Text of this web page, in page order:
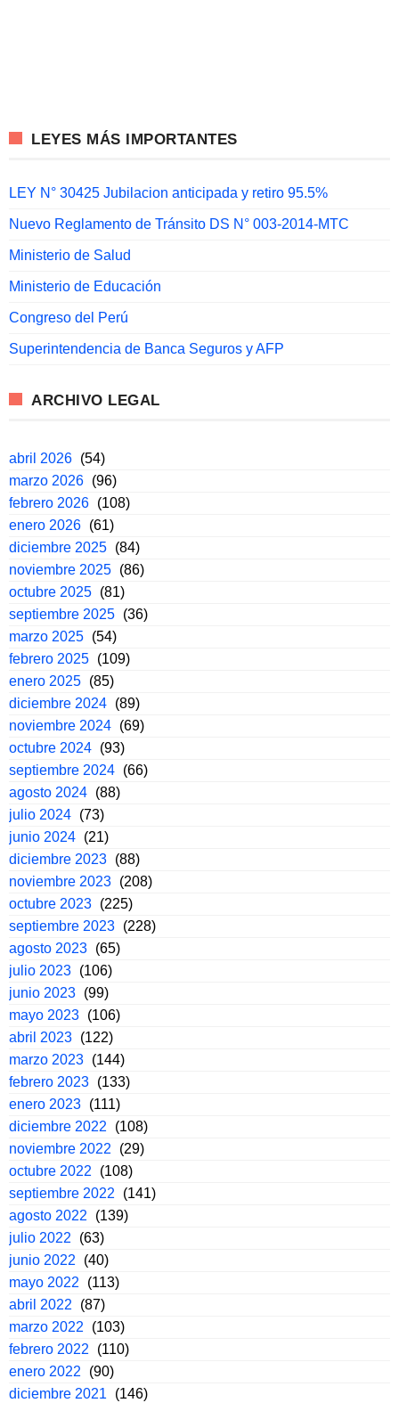
LEYES MÁS IMPORTANTES
LEY N° 30425 Jubilacion anticipada y retiro 95.5%
Nuevo Reglamento de Tránsito DS N° 003-2014-MTC
Ministerio de Salud
Ministerio de Educación
Congreso del Perú
Superintendencia de Banca Seguros y AFP
ARCHIVO LEGAL
abril 2026 (54)
marzo 2026 (96)
febrero 2026 (108)
enero 2026 (61)
diciembre 2025 (84)
noviembre 2025 (86)
octubre 2025 (81)
septiembre 2025 (36)
marzo 2025 (54)
febrero 2025 (109)
enero 2025 (85)
diciembre 2024 (89)
noviembre 2024 (69)
octubre 2024 (93)
septiembre 2024 (66)
agosto 2024 (88)
julio 2024 (73)
junio 2024 (21)
diciembre 2023 (88)
noviembre 2023 (208)
octubre 2023 (225)
septiembre 2023 (228)
agosto 2023 (65)
julio 2023 (106)
junio 2023 (99)
mayo 2023 (106)
abril 2023 (122)
marzo 2023 (144)
febrero 2023 (133)
enero 2023 (111)
diciembre 2022
(108)
noviembre 2022
(29)
octubre 2022
(108)
septiembre 2022
(141)
agosto 2022
(139)
julio 2022
(63)
junio 2022
(40)
mayo 2022
(113)
abril 2022
(87)
marzo 2022
(103)
febrero 2022
(110)
enero 2022
(90)
diciembre 2021
(146)